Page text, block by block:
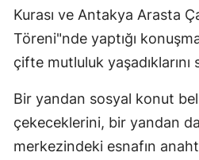
Kurası ve Antakya Arasta
Töreni"nde yaptığı
çifte mutluluk yaşadıklarını
Bir yandan sosyal konut
çekeceklerini, bir yandan
merkezindeki esnafın